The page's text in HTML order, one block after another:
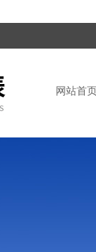
网站首